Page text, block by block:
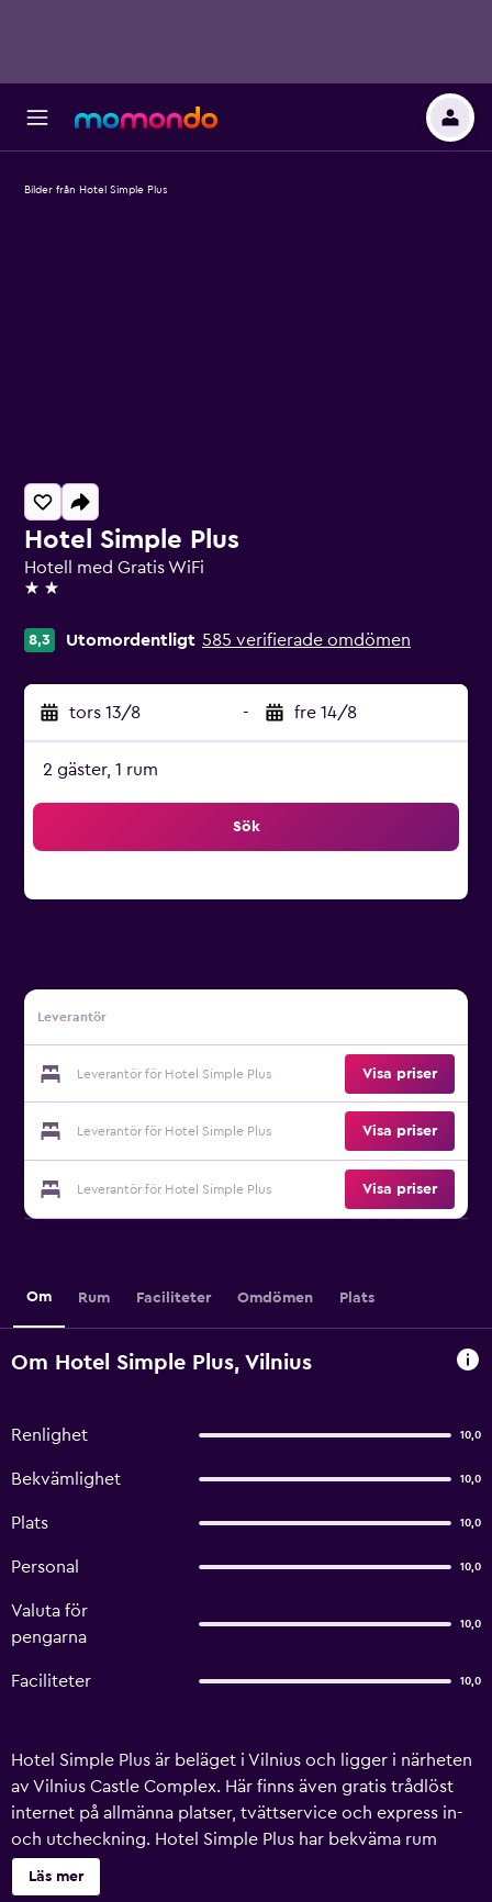
Hotel Simple Plus
Hotell med Gratis WiFi
2 stjärnor
8,3 Utomordentligt 585 verifierade omdömen
tors 13/8 - fre 14/8
2 gäster, 1 rum
Sök
Leverantör
Leverantör för Hotel Simple Plus Visa priser
Leverantör för Hotel Simple Plus Visa priser
Leverantör för Hotel Simple Plus Visa priser
Bilder från Hotel Simple Plus
Om Rum Faciliteter Omdömen Plats
Om Hotel Simple Plus, Vilnius
Renlighet 10,0
Bekvämlighet 10,0
Plats 10,0
Personal 10,0
Valuta för
pengarna
10,0
Faciliteter 10,0
Hotel Simple Plus är beläget i Vilnius och ligger i närheten
av Vilnius Castle Complex. Här finns även gratis trådlöst
internet på allmänna platser, tvättservice och express in-
och utcheckning. Hotel Simple Plus har bekväma rum
inredda för att tillgodose alla resandes krav. Detta hotellet
ligger nära butiker, matställen och Vilnius nattliv. Vilnius
Läs mer